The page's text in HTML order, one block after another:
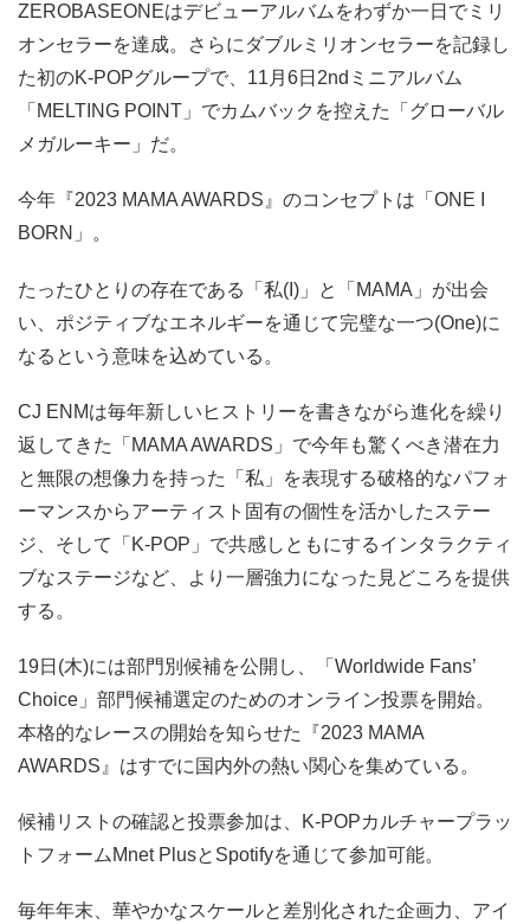
ZEROBASEONEはデビューアルバムをわずか一日でミリ
オンセラーを達成。さらにダブルミリオンセラーを記録し
た初のK-POPグループで、11月6日2ndミニアルバム
「MELTING POINT」でカムバックを控えた「グローバル
メガルーキー」だ。
今年『2023 MAMA AWARDS』のコンセプトは「ONE I
BORN」。
たったひとりの存在である「私(I)」と「MAMA」が出会
い、ポジティブなエネルギーを通じて完璧な一つ(One)に
なるという意味を込めている。
CJ ENMは毎年新しいヒストリーを書きながら進化を繰り
返してきた「MAMA AWARDS」で今年も驚くべき潜在力
と無限の想像力を持った「私」を表現する破格的なパフォ
ーマンスからアーティスト固有の個性を活かしたステー
ジ、そして「K-POP」で共感しともにするインタラクティ
ブなステージなど、より一層強力になった見どころを提供
する。
19日(木)には部門別候補を公開し、「Worldwide Fans’
Choice」部門候補選定のためのオンライン投票を開始。
本格的なレースの開始を知らせた『2023 MAMA
AWARDS』はすでに国内外の熱い関心を集めている。
候補リストの確認と投票参加は、K-POPカルチャープラッ
トフォームMnet PlusとSpotifyを通じて参加可能。
毎年年末、華やかなスケールと差別化された企画力、アイ